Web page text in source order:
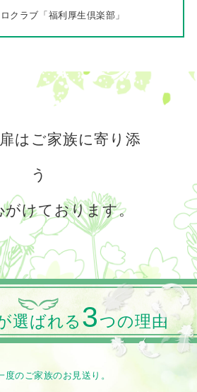
クラブ 「福利厚生倶楽部」
はご家族に寄り添
う
がけております。
選ばれる 3つの理由
度のご家族のお見送り。